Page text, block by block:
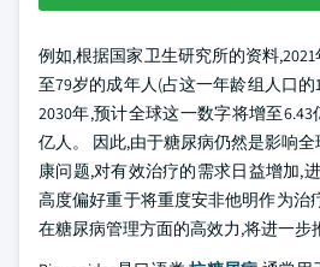
例如,根据国家卫生研究所的资料
至79岁的成年人(占这一年龄组人口的
2030年,预计全球这一数字将增至6.43
亿人。 因此,由于糖尿病仍然是影响
康问题,对有效治疗的需求日益增加,
高度偏好重于将重度安非他明作为治
在糖尿病管理方面的高效力,将进一步